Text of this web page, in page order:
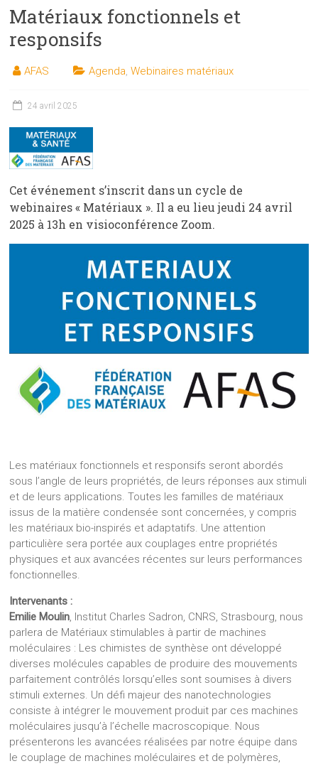
Matériaux fonctionnels et
responsifs
AFAS Agenda,Webinaires matériaux
24 avril 2025
Cet événement s’inscrit dans un cycle de
webinaires « Matériaux ». Il a eu lieu jeudi 24 avril
2025 à 13h en visioconférence Zoom.
Les matériaux fonctionnels et responsifs seront abordés
sous l’angle de leurs propriétés, de leurs réponses aux stimuli
et de leurs applications. Toutes les familles de matériaux
issus de la matière condensée sont concernées, y compris
les matériaux bio-inspirés et adaptatifs. Une attention
particulière sera portée aux couplages entre propriétés
physiques et aux avancées récentes sur leurs performances
fonctionnelles.
Intervenants :
Emilie Moulin, Institut Charles Sadron, CNRS, Strasbourg, nous
parlera de Matériaux stimulables à partir de machines
moléculaires : Les chimistes de synthèse ont développé
diverses molécules capables de produire des mouvements
parfaitement contrôlés lorsqu’elles sont soumises à divers
stimuli externes. Un défi majeur des nanotechnologies
consiste à intégrer le mouvement produit par ces machines
moléculaires jusqu’à l’échelle macroscopique. Nous
présenterons les avancées réalisées par notre équipe dans
le couplage de machines moléculaires et de polymères,